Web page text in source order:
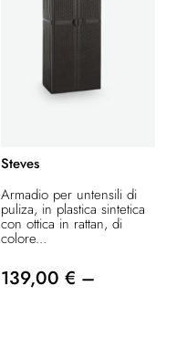
Steves
Armadio per untensili di
puliza, in plastica sintetica
con ottica in rattan, di
colore...
139,00 € –